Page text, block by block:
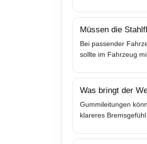
Müssen die
Bei passender
sollte im Fahrzeug
Was bringt der
Gummileitungen
klareres Bremsgefühl.